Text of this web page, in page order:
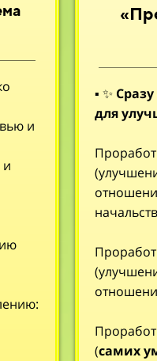
и
и
▪ ✨
для
(самих